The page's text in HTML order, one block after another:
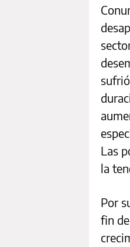
Las
la
Por
fin